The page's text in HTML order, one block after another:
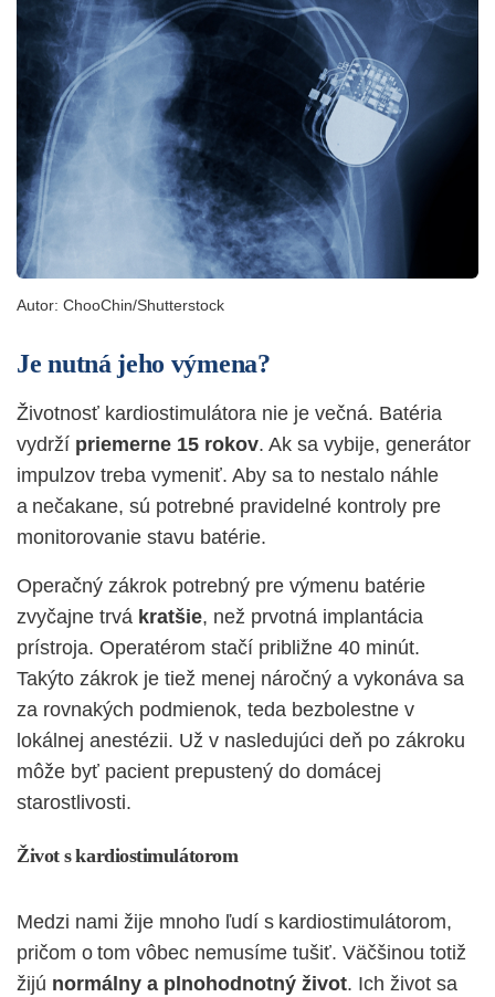
Autor: ChooChin/Shutterstock
Je nutná jeho výmena?
Životnosť kardiostimulátora nie je večná. Batéria
vydrží priemerne 15 rokov. Ak sa vybije, generátor
impulzov treba vymeniť. Aby sa to nestalo náhle
a nečakane, sú potrebné pravidelné kontroly pre
monitorovanie stavu batérie.
Operačný zákrok potrebný pre výmenu batérie
zvyčajne trvá kratšie, než prvotná implantácia
prístroja. Operatérom stačí približne 40 minút.
Takýto zákrok je tiež menej náročný a vykonáva sa
za rovnakých podmienok, teda bezbolestne v
lokálnej anestézii. Už v nasledujúci deň po zákroku
môže byť pacient prepustený do domácej
starostlivosti.
Život s kardiostimulátorom
Medzi nami žije mnoho ľudí s kardiostimulátorom,
pričom o tom vôbec nemusíme tušiť. Väčšinou totiž
žijú normálny a plnohodnotný život. Ich život sa